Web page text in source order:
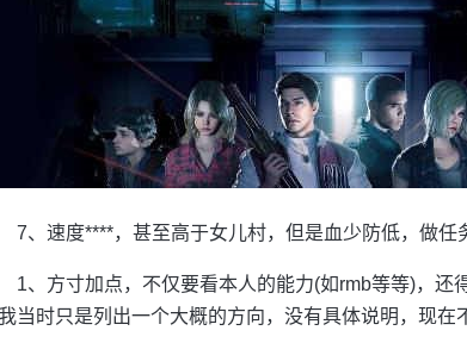
7、速度****，甚至高于女儿村，但是血少防低，做任
1、方寸加点，不仅要看本人的能力(如rmb等等)，
当时只是列出一个大概的方向，没有具体说明，现在